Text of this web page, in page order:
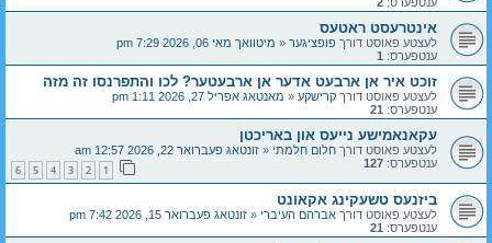
אינטרעסט ראטעס
לעצטע פאוסט דורך פופציגער « מיטוואך מאי 06, 2026 7:29 pm
ענטפערס: 1
זוכט איר אן ארבעט אדער אן ארבעטער? לכו והתפרנסו זה מזה
לעצטע פאוסט דורך קרישקע « מאנטאג אפריל 27, 2026 1:11 pm
ענטפערס: 21
עקאנאמישע נייעס און באריכטן
לעצטע פאוסט דורך חלום חלמתי « זונטאג פעברואר 22, 2026 12:57 am
ענטפערס: 127
1
2
3
4
5
6
ביזנעס טשעקינג אקאונט
לעצטע פאוסט דורך אברהם העיברי « זונטאג פעברואר 15, 2026 7:42 pm
ענטפערס: 21